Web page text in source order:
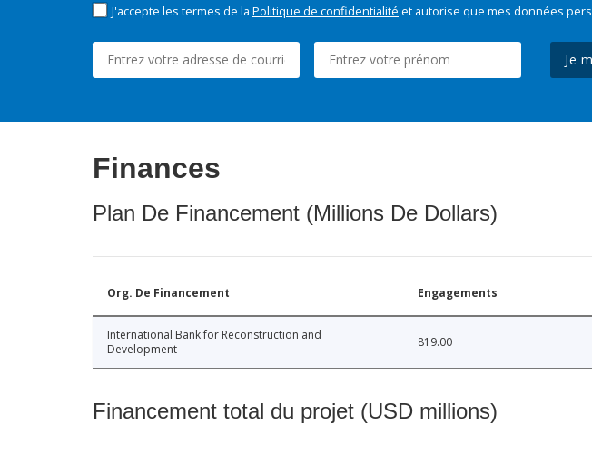
J'accepte les termes de la Politique de confidentialité et autorise que mes données
Je
Finances
Plan De Financement (Millions De Dollars)
Org. De Financement Engagements
International Bank for Reconstruction and
Development
819.00
Financement total du projet (USD millions)